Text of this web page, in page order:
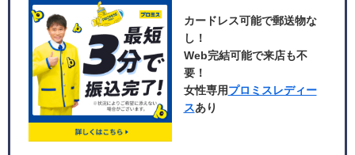
カードレス可能で郵送物な
し！
Web完結可能で来店も不
要！
女性専用 プロミスレディー
ス あり